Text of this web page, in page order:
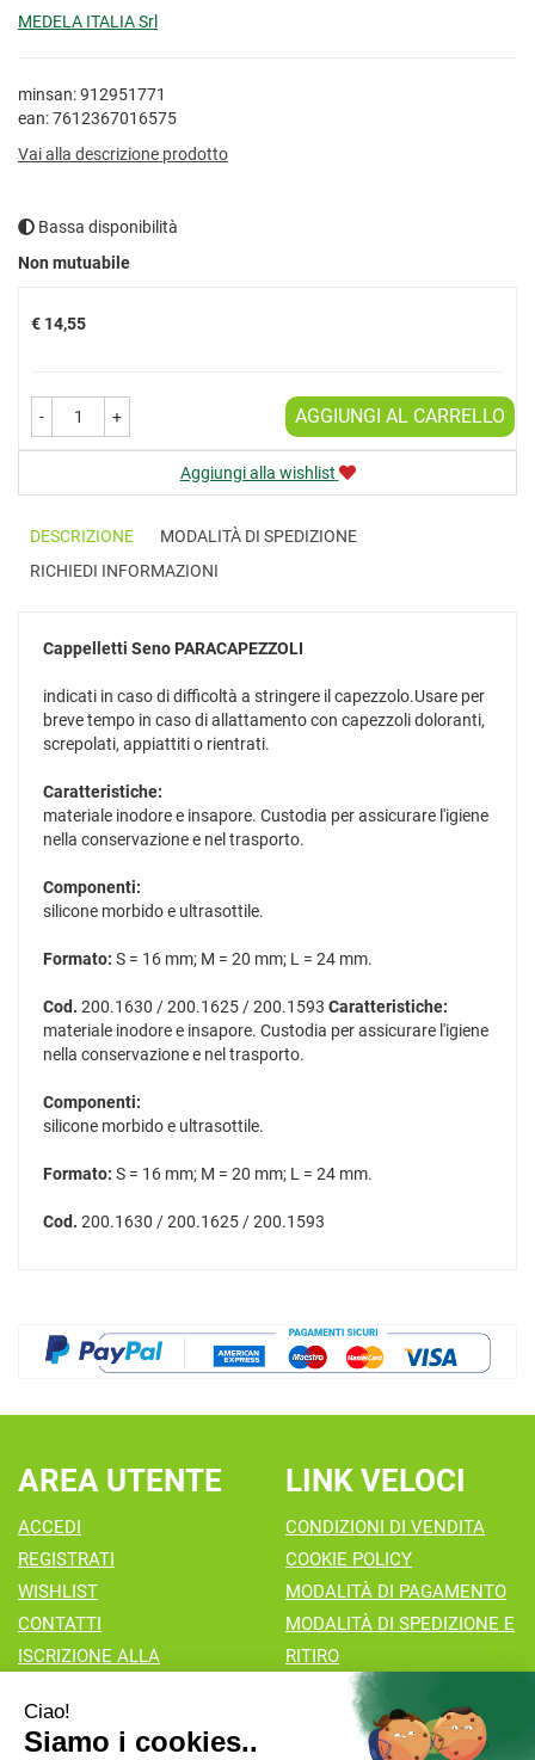
MEDELA ITALIA Srl
minsan: 912951771
ean: 7612367016575
Vai alla descrizione prodotto
Bassa disponibilità
Non mutuabile
Prezzo
€ 14,55
- + AGGIUNGI AL CARRELLO
Aggiungi alla wishlist
DESCRIZIONE
MODALITÀ DI SPEDIZIONE
RICHIEDI INFORMAZIONI
Cappelletti Seno PARACAPEZZOLI
indicati in caso di difficoltà a stringere il capezzolo.Usare per
breve tempo in caso di allattamento con capezzoli doloranti,
screpolati, appiattiti o rientrati.
Caratteristiche:
materiale inodore e insapore. Custodia per assicurare l'igiene
nella conservazione e nel trasporto.
Componenti:
silicone morbido e ultrasottile.
Formato: S = 16 mm; M = 20 mm; L = 24 mm.
Cod. 200.1630 / 200.1625 / 200.1593 Caratteristiche:
materiale inodore e insapore. Custodia per assicurare l'igiene
nella conservazione e nel trasporto.
Componenti:
silicone morbido e ultrasottile.
Formato: S = 16 mm; M = 20 mm; L = 24 mm.
Cod. 200.1630 / 200.1625 / 200.1593
AREA UTENTE
ACCEDI
REGISTRATI
WISHLIST
CONTATTI
ISCRIZIONE ALLA
LINK VELOCI
CONDIZIONI DI VENDITA
COOKIE POLICY
MODALITÀ DI PAGAMENTO
MODALITÀ DI SPEDIZIONE E
RITIRO